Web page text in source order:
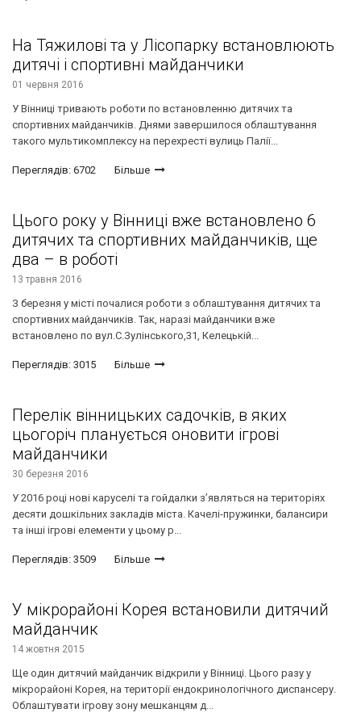
На Тяжилові та у Лісопарку встановлюють
дитячі і спортивні майданчики
01 червня 2016
У Вінниці тривають роботи по встановленню дитячих та
спортивних майданчиків. Днями завершилося облаштування
такого мультикомплексу на перехресті вулиць Палії...
Переглядів: 6702 Більше
Цього року у Вінниці вже встановлено 6
дитячих та спортивних майданчиків, ще
два – в роботі
13 травня 2016
З березня у місті почалися роботи з облаштування дитячих та
спортивних майданчиків. Так, наразі майданчики вже
встановлено по вул.С.Зулінського,31, Келецькій...
Переглядів: 3015 Більше
Перелік вінницьких садочків, в яких
цьогоріч планується оновити ігрові
майданчики
30 березня 2016
У 2016 році нові каруселі та гойдалки з’являться на територіях
десяти дошкільних закладів міста. Качелі-пружинки, балансири
та інші ігрові елементи у цьому р...
Переглядів: 3509 Більше
У мікрорайоні Корея встановили дитячий
майданчик
14 жовтня 2015
Ще один дитячий майданчик відкрили у Вінниці. Цього разу у
мікрорайоні Корея, на території ендокринологічного диспансеру.
Облаштувати ігрову зону мешканцям д...